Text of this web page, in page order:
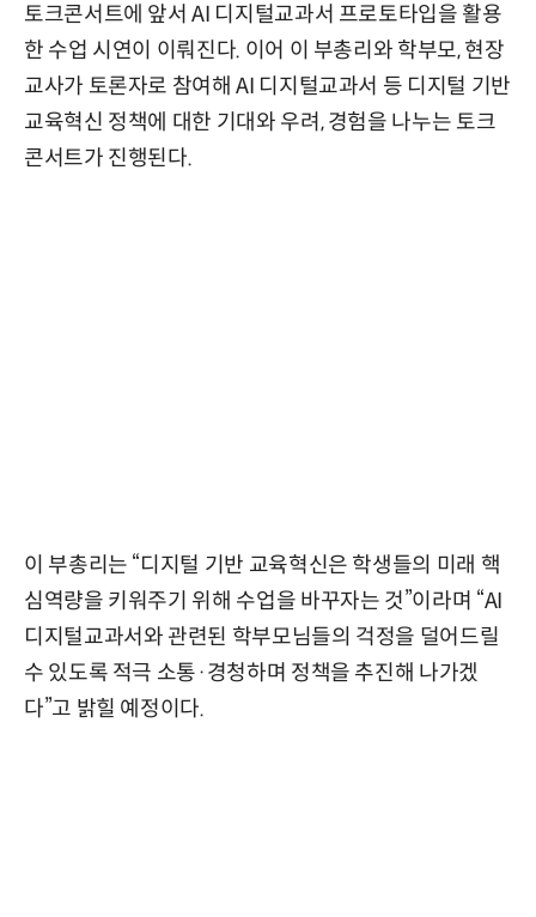
토크콘서트에 앞서 AI 디지털교과서 프로토타입을 활용
한 수업 시연이 이뤄진다. 이어 이 부총리와 학부모, 현장
교사가 토론자로 참여해 AI 디지털교과서 등 디지털 기반
교육혁신 정책에 대한 기대와 우려, 경험을 나누는 토크
콘서트가 진행된다.
이 부총리는 “디지털 기반 교육혁신은 학생들의 미래 핵
심역량을 키워주기 위해 수업을 바꾸자는 것”이라며 “AI
디지털교과서와 관련된 학부모님들의 걱정을 덜어드릴
수 있도록 적극 소통·경청하며 정책을 추진해 나가겠
다”고 밝힐 예정이다.